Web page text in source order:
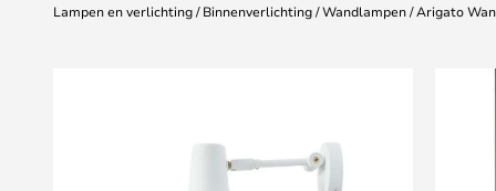
Lampen en verlichting Binnenverlichting Wandlampen Arigato